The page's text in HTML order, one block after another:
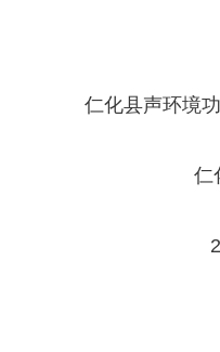
仁化县声环境功
仁化